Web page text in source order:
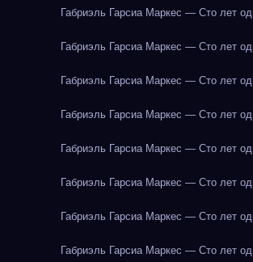
Габриэль Гарсиа Маркес — Сто лет
Габриэль Гарсиа Маркес — Сто лет
Габриэль Гарсиа Маркес — Сто лет
Габриэль Гарсиа Маркес — Сто лет
Габриэль Гарсиа Маркес — Сто лет
Габриэль Гарсиа Маркес — Сто лет
Габриэль Гарсиа Маркес — Сто лет
Габриэль Гарсиа Маркес — Сто лет